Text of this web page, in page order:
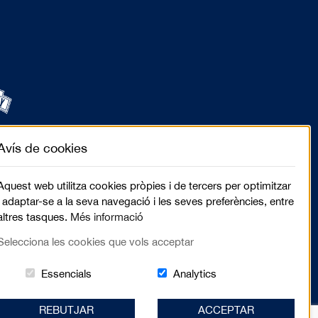
de cookies
web utilitza cookies pròpies i de tercers per optimitzar
adaptar-se a la seva navegació i les seves preferències, entre
tasques. Més informació
les cookies que vols acceptar
Essencials Aquestes cookies són essencials per al lloc
Analytics
REBUTJAR ACCEPTAR